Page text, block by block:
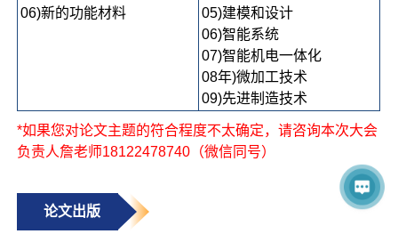
06)新的功能材料
05)建模和设计
06)智能系统
07)智能机电一体化
08年)微加工技术
09)先进制造技术
*如果您对论文主题的符合程度不太确定，请咨询本次大会
负责人詹老师18122478740（微信同号）
论文出版